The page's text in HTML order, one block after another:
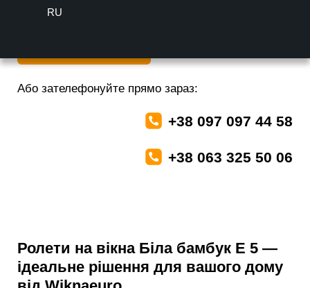
RU
Або зателефонуйте прямо зараз:
+38 097 097 44 58
+38 063 325 50 06
Ролети на вікна Біла бамбук E 5 —
ідеальне рішення для вашого дому